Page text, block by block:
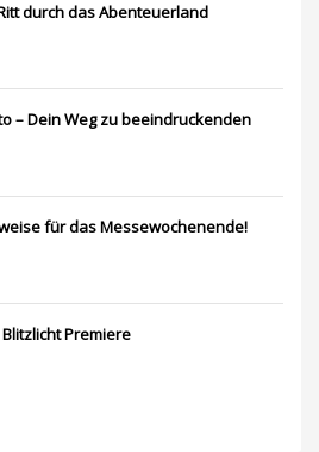
durch das Abenteuerland
– Dein Weg zu beeindruckenden
für das Messewochenende!
Premiere